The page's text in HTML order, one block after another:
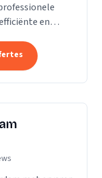
en